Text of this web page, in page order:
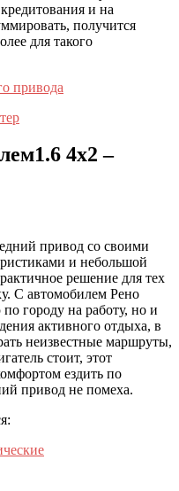
и на
получится
для такого
4х2 –
привод со своими
и небольшой
решение для тех
С автомобилем Рено
городу на работу, но и
активного отдыха, в
неизвестные маршруты,
стоит, этот
ездить по
привод не помеха.